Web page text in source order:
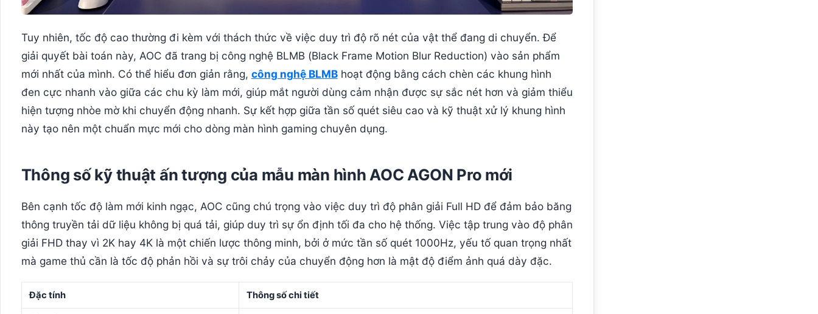
Tuy nhiên, tốc độ cao thường đi kèm với thách thức về việc duy trì độ rõ nét của vật thể đang di chuyển. Để
giải quyết bài toán này, AOC đã trang bị công nghệ BLMB (Black Frame Motion Blur Reduction) vào sản phẩm
mới nhất của mình. Có thể hiểu đơn giản rằng, công nghệ BLMBhoạt động bằng cách chèn các khung hình
đen cực nhanh vào giữa các chu kỳ làm mới, giúp mắt người dùng cảm nhận được sự sắc nét hơn và giảm thiểu
hiện tượng nhòe mờ khi chuyển động nhanh. Sự kết hợp giữa tần số quét siêu cao và kỹ thuật xử lý khung hình
này tạo nên một chuẩn mực mới cho dòng màn hình gaming chuyên dụng.
Thông số kỹ thuật ấn tượng của mẫu màn hình AOC AGON Pro mới
Bên cạnh tốc độ làm mới kinh ngạc, AOC cũng chú trọng vào việc duy trì độ phân giải Full HD để đảm bảo băng
thông truyền tải dữ liệu không bị quá tải, giúp duy trì sự ổn định tối đa cho hệ thống. Việc tập trung vào độ phân
giải FHD thay vì 2K hay 4K là một chiến lược thông minh, bởi ở mức tần số quét 1000Hz, yếu tố quan trọng nhất
mà game thủ cần là tốc độ phản hồi và sự trôi chảy của chuyển động hơn là mật độ điểm ảnh quá dày đặc.
Đặc tính Thông số chi tiết